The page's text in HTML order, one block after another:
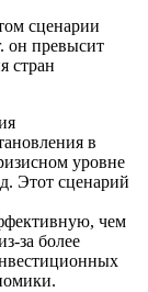
сценарии
он превысит
стран
в
уровне
Этот сценарий
чем
за более